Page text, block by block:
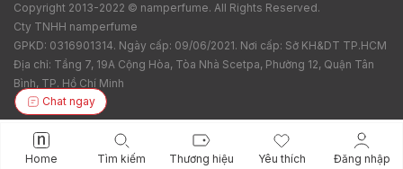
Copyright 2013-2022 © namperfume. All Rights Reserved.
Cty TNHH namperfume
GPKD: 0316901314. Ngày cấp: 09/06/2021. Nơi cấp: Sở KH&DT TP.HCM
Địa chỉ: Tầng 7, 19A Cộng Hòa, Tòa Nhà Scetpa, Phường 12, Quận Tân
Bình, TP. Hồ Chí Minh
Home Tìm kiếm Thương hiệu Yêu thích Đăng nhập
Chat ngay